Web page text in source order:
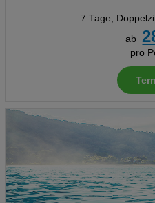
7 Tage,
ab
pro